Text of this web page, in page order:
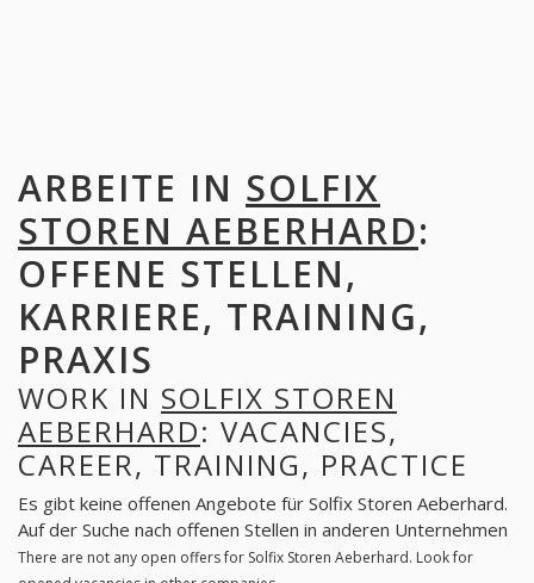
ARBEITE IN SOLFIX
STOREN AEBERHARD:
OFFENE STELLEN,
KARRIERE, TRAINING,
PRAXIS
WORK IN SOLFIX STOREN
AEBERHARD: VACANCIES,
CAREER, TRAINING, PRACTICE
Es gibt keine offenen Angebote für Solfix Storen Aeberhard.
Auf der Suche nach offenen Stellen in anderen Unternehmen
There are not any open offers for Solfix Storen Aeberhard. Look for